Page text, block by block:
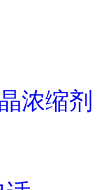
浓缩剂